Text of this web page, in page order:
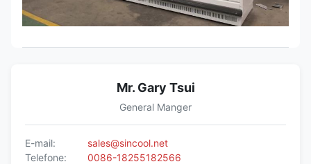
Mr. Gary Tsui
General Manger
E-mail:
sales@sincool.net
Telefone:
0086-18255182566